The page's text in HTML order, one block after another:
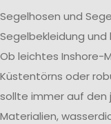
Segelhosen und
Segelbekleidung und
Ob leichtes Inshore-
Küstentörns oder
sollte immer auf den
Materialien,